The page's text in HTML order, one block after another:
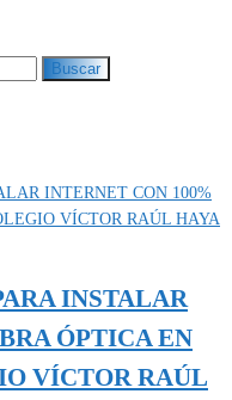
INSTALAR
ÓPTICA EN
VÍCTOR RAÚL